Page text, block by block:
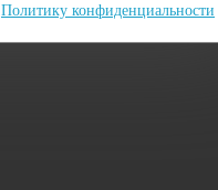
Политику конфиденциальности